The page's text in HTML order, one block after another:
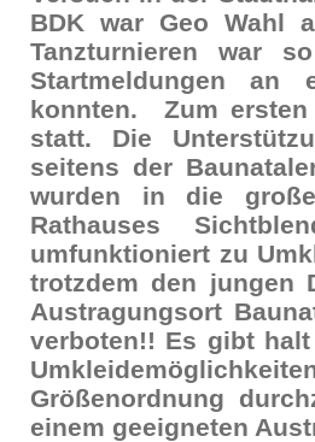
BDK war Geo Wahl
Tanzturnieren war
Startmeldungen an
konnten. Zum
statt. Die
seitens der
wurden in die
Rathauses
umfunktioniert zu
trotzdem den jungen
Austragungsort
verboten!! Es gibt
Größenordnung
einem geeigneten